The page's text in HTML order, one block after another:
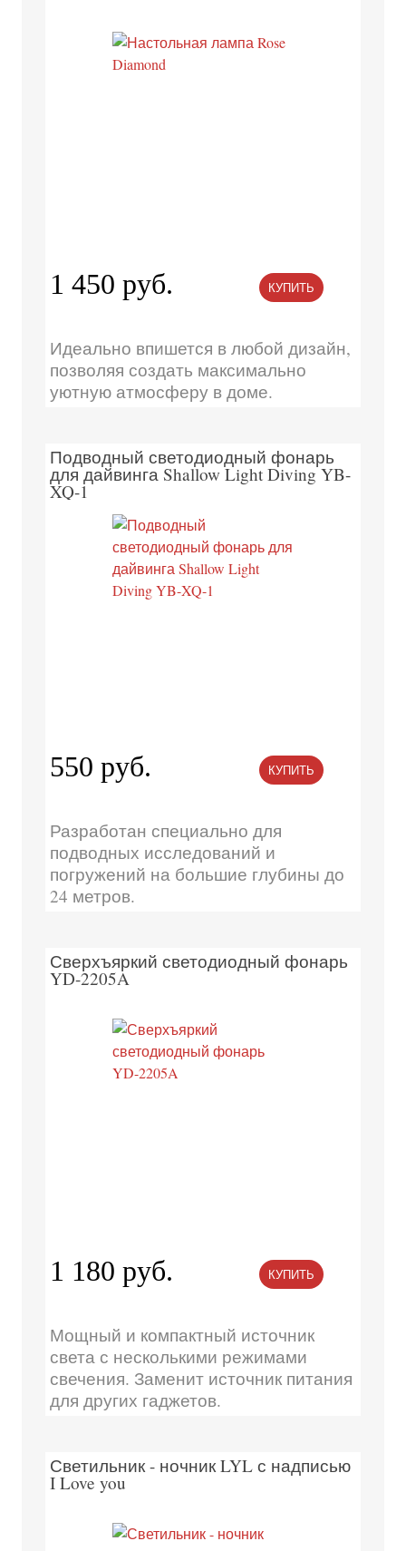
1 450 руб. КУПИТЬ
Идеально впишется в любой дизайн,
позволяя создать максимально
уютную атмосферу в доме.
Подводный светодиодный фонарь
для дайвинга Shallow Light Diving YB-
XQ-1
550 руб. КУПИТЬ
Разработан специально для
подводных исследований и
погружений на большие глубины до
24 метров.
Сверхъяркий светодиодный фонарь
YD-2205A
1 180 руб. КУПИТЬ
Мощный и компактный источник
света с несколькими режимами
свечения. Заменит источник питания
для других гаджетов.
Светильник - ночник LYL с надписью
I Love you